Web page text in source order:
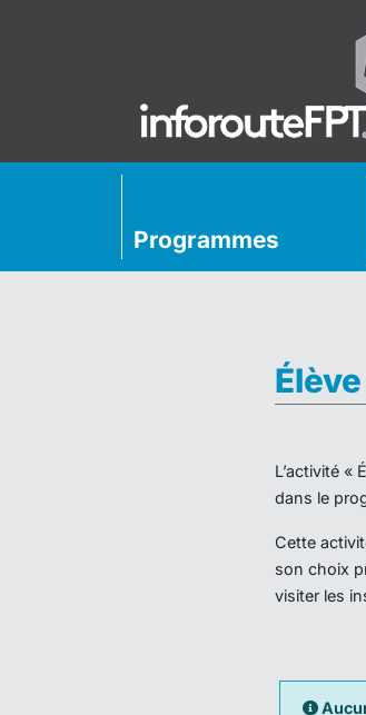
Programmes
L’activité «
dans le
Cette
son choix
visiter les